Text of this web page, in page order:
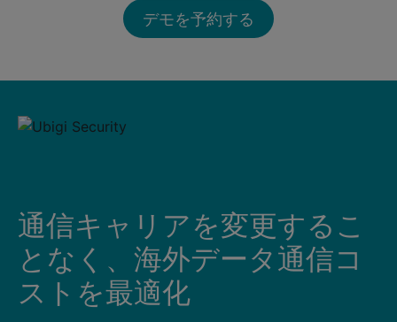
デモを予約する
通信キャリアを変更するこ
となく、海外データ通信コ
ストを最適化